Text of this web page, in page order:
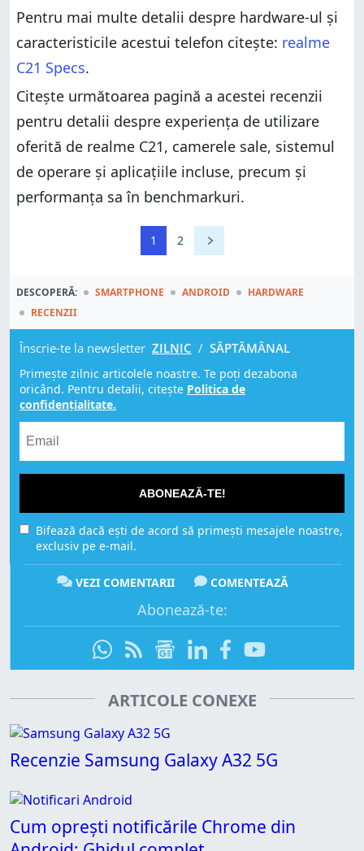
Pentru mai multe detalii despre hardware-ul și
caracteristicile acestui telefon citește: realme
C21 Specs.
Citește următoarea pagină a acestei recenzii
pentru detalii despre experiența de utilizare
oferită de realme C21, camerele sale, sistemul
de operare și aplicațiile incluse, precum și
performanța sa în benchmarkuri.
1 2
DESCOPERĂ: SMARTPHONE ANDROID
HARDWARE
RECENZII
Înscrie-te la newsletter ZILNIC / SĂPTĂMÂNAL
Primește zilnic articolele noastre. Te poți dezabona
oricând. Pentru detalii, citește Politica de
confidențialitate.
ABONEAZĂ-TE!
Bifează dacă ești de acord să primești mesajele noastre,
exclusiv pe e-mail.
VEZI COMENTARII COMENTEAZĂ
Abonează-te:
ARTICOLE CONEXE
Recenzie Samsung Galaxy A32 5G
Cum oprești notificările Chrome din